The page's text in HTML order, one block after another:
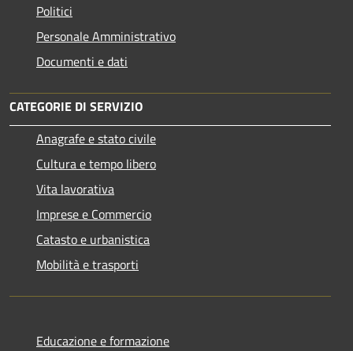
Politici
Personale Amministrativo
Documenti e dati
CATEGORIE DI SERVIZIO
Anagrafe e stato civile
Cultura e tempo libero
Vita lavorativa
Imprese e Commercio
Catasto e urbanistica
Mobilità e trasporti
Educazione e formazione